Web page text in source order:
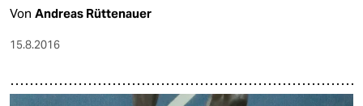
Von Andreas Rüttenauer
15.8.2016